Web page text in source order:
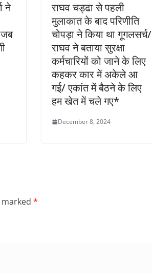
ने
जब
राघव चड्ढा से पहली
मुलाकात के बाद परिणीति
चोपड़ा ने किया था गूगलसर्च/
राघव ने बताया सुरक्षा
कर्मचारियों को जाने के लिए
कहकर कार में अकेले आ
गई/ एकांत में बैठने के लिए
हम खेत में चले गए*
December 8, 2024
*